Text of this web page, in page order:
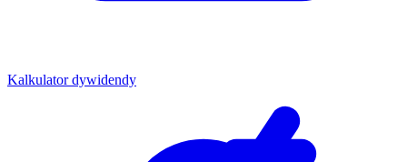
Kalkulator dywidendy